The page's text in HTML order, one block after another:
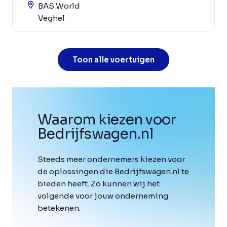
BAS World
Veghel
Toon alle voertuigen
Waarom kiezen voor
Bedrijfswagen.nl
Steeds meer ondernemers kiezen voor
de oplossingen die Bedrijfswagen.nl te
bieden heeft. Zo kunnen wij het
volgende voor jouw onderneming
betekenen.